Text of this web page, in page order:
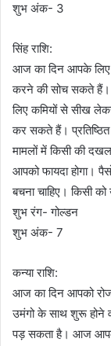
शुभ अंक- 3
सिंह राशि:
आज का दिन आपके
करने की सोच सकते
लिए कमियों से सीख
कर सकते हैं।
मामलों में किसी की
आपको फायदा होगा।
बचना चाहिए। किसी
शुभ रंग- गोल्डन
शुभ अंक- 7
कन्या राशि:
आज का दिन आपको
उमंगो के साथ शुरू होने
पड़ सकता है। आज आपकी